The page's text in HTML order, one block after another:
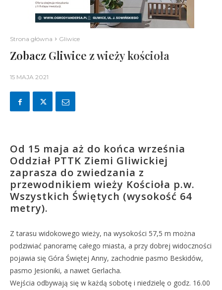
Strona główna Gliwice
Zobacz Gliwice z wieży kościoła
15 MAJA 2021
Od 15 maja aż do końca września
Oddział PTTK Ziemi Gliwickiej
zaprasza do zwiedzania z
przewodnikiem wieży Kościoła p.w.
Wszystkich Świętych (wysokość 64
metry).
Z tarasu widokowego wieży, na wysokości 57,5 m można
podziwiać panoramę całego miasta, a przy dobrej widoczności
pojawia się Góra Świętej Anny, zachodnie pasmo Beskidów,
pasmo Jesioniki, a nawet Gerlacha.
Wejścia odbywają się w każdą sobotę i niedzielę o godz. 16.00